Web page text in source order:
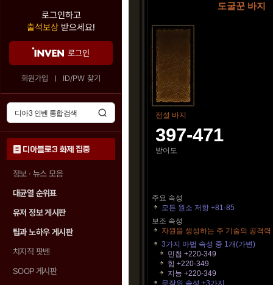
로그인하고
출석보상 받으세요!
로그인
회원가입 ID/PW 찾기
디아블로3 화제 집중
정보 · 뉴스 모음
대균열 순위표
유저 정보 게시판
팁과 노하우 게시판
치지직 팟벤
SOOP 게시판
도굴꾼 바지
전설 바지
397-471
방어도
주요 속성
모든 원소 저항 +81-85
보조 속성
자원을 생성하는 주 기술의 공격
3가지 마법 속성 중 1개(가변)
민첩 +220-349
힘 +220-349
지능 +220-349
무작위 속성 +3가지